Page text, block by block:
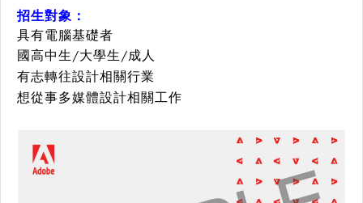
招生對象：
具有電腦基礎者
國高中生/大學生/成人
有志轉往設計相關行業
想從事多媒體設計相關工作